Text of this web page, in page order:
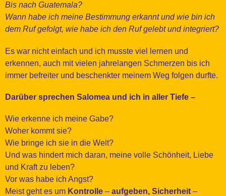
Bis nach Guatemala?
Wann habe ich meine Bestimmung erkannt und wie bin ich
dem Ruf gefolgt, wie habe ich den Ruf gelebt und integriert?
Es war nicht einfach und ich musste viel lernen und
erkennen, auch mit vielen jahrelangen Schmerzen bis ich
immer befreiter und beschenkter meinem Weg folgen durfte.
Darüber sprechen Salomea und ich in aller Tiefe –
Wie erkenne ich meine Gabe?
Woher kommt sie?
Wie bringe ich sie in die Welt?
Und was hindert mich daran, meine volle Schönheit, Liebe
und Kraft zu leben?
Vor was habe ich Angst?
Meist geht es um Kontrolle – aufgeben, Sicherheit –